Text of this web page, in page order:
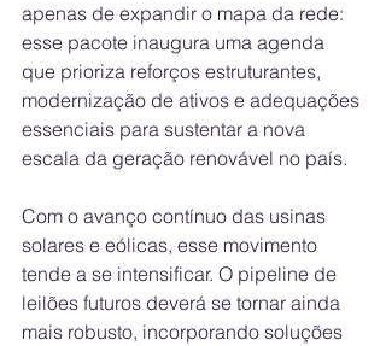
apenas de expandir o mapa da rede:
esse pacote inaugura uma agenda
que prioriza reforços estruturantes,
modernização de ativos e adequações
essenciais para sustentar a nova
escala da geração renovável no país.
Com o avanço contínuo das usinas
solares e eólicas, esse movimento
tende a se intensificar. O pipeline de
leilões futuros deverá se tornar ainda
mais robusto, incorporando soluções